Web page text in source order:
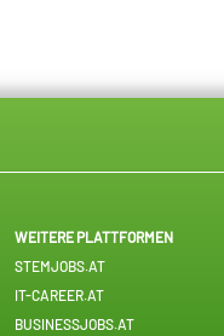
WEITERE PLATTFORMEN
STEMJOBS.AT
IT-CAREER.AT
BUSINESSJOBS.AT